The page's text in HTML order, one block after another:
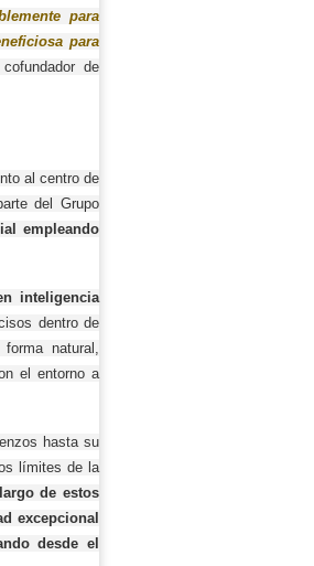
para
para
de
al centro de
del Grupo
empleando
inteligencia
dentro de
natural,
el entorno a
hasta su
límites de la
de estos
excepcional
desde el